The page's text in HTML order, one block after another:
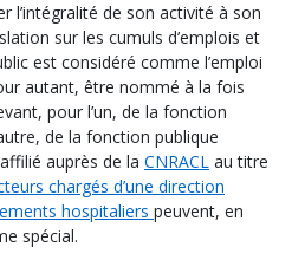
l’intégralité de son activité à son
sur les cumuls d’emplois et
est considéré comme l’emploi
autant, être nommé à la fois
pour l’un, de la fonction
de la fonction publique
auprès de la CNRACL au titre
chargés d’une direction
hospitaliers peuvent, en
spécial.